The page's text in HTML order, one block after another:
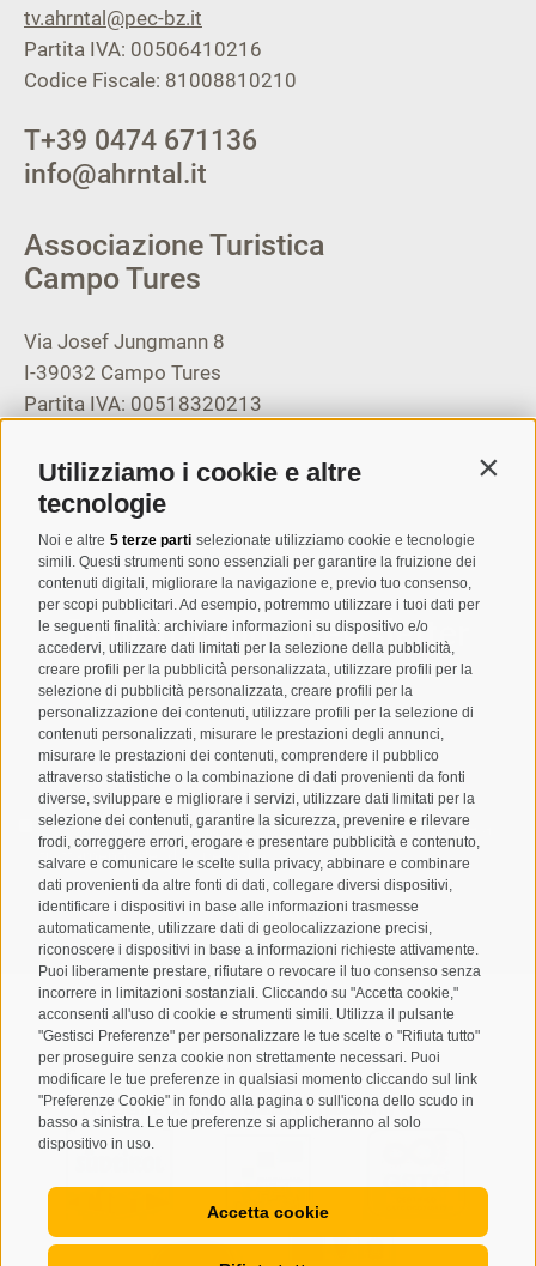
Utilizziamo i cookie e altre
tecnologie
Noi e altre 5 terze parti selezionate utilizziamo cookie e tecnologie
simili. Questi strumenti sono essenziali per garantire la fruizione dei
contenuti digitali, migliorare la navigazione e, previo tuo consenso,
per scopi pubblicitari. Ad esempio, potremmo utilizzare i tuoi dati per
le seguenti finalità: archiviare informazioni su dispositivo e/o
accedervi, utilizzare dati limitati per la selezione della pubblicità,
creare profili per la pubblicità personalizzata, utilizzare profili per la
selezione di pubblicità personalizzata, creare profili per la
personalizzazione dei contenuti, utilizzare profili per la selezione di
contenuti personalizzati, misurare le prestazioni degli annunci,
misurare le prestazioni dei contenuti, comprendere il pubblico
attraverso statistiche o la combinazione di dati provenienti da fonti
diverse, sviluppare e migliorare i servizi, utilizzare dati limitati per la
selezione dei contenuti, garantire la sicurezza, prevenire e rilevare
frodi, correggere errori, erogare e presentare pubblicità e contenuto,
salvare e comunicare le scelte sulla privacy, abbinare e combinare
dati provenienti da altre fonti di dati, collegare diversi dispositivi,
identificare i dispositivi in base alle informazioni trasmesse
automaticamente, utilizzare dati di geolocalizzazione precisi,
riconoscere i dispositivi in base a informazioni richieste attivamente.
Puoi liberamente prestare, rifiutare o revocare il tuo consenso senza
incorrere in limitazioni sostanziali. Cliccando su "Accetta cookie,"
acconsenti all'uso di cookie e strumenti simili. Utilizza il pulsante
"Gestisci Preferenze" per personalizzare le tue scelte o "Rifiuta tutto"
per proseguire senza cookie non strettamente necessari. Puoi
modificare le tue preferenze in qualsiasi momento cliccando sul link
"Preferenze Cookie" in fondo alla pagina o sull'icona dello scudo in
basso a sinistra. Le tue preferenze si applicheranno al solo
dispositivo in uso.
Accetta cookie
tv.ahrntal@pec-bz.it
Partita IVA: 00506410216
Codice Fiscale: 81008810210
T+39 0474 671136
info@ahrntal.it
Associazione Turistica
Campo Tures
Via Josef Jungmann 8
I-39032 Campo Tures
Partita IVA: 00518320213
T+39 0474 678076
info@taufers.com
Registrazione Newsletter
Letto e compreso laprivacy policy, autorizzo il Titolare al
trattamento dei dati personali
ABBONARSI
Mappa del sito • Credits • Cookie Policy • Privacy •
Preferenze Cookies • created with passion by